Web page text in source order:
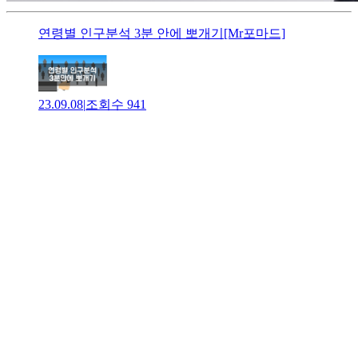
연령별 인구분석 3분 안에 뽀개기[Mr포마드]
23.09.08|조회수 941